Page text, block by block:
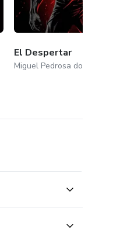
El Despertar
Miguel Pedrosa do Carmo Nonato